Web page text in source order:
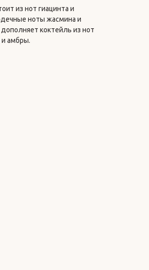
из нот гиацинта и
ноты жасмина и
коктейль из нот
и амбры.